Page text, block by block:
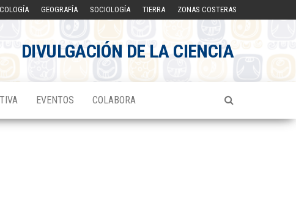
GEOGRAFÍA SOCIOLOGÍA TIERRA ZONAS COSTERAS
DIVULGACIÓN DE LA CIENCIA
EVENTOS COLABORA